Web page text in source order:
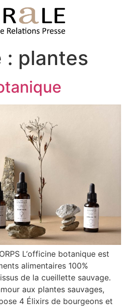
: plantes
L‘officine botanique est
alimentaires 100%
de la cueillette sauvage.
aux plantes sauvages,
4 Élixirs de bourgeons et